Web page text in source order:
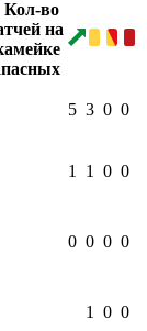
5 3 0 0
1 1 0 0
0 0 0 0
1 0 0